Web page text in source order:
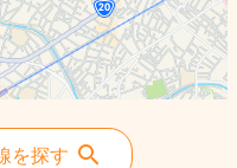
を探す